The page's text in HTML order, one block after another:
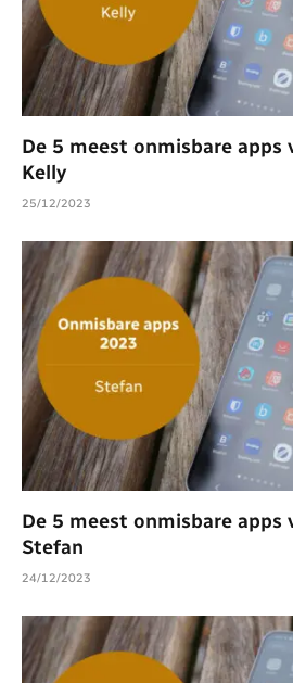
De 5 meest onmisbare apps
Kelly
25/12/2023
De 5 meest onmisbare apps
Stefan
24/12/2023